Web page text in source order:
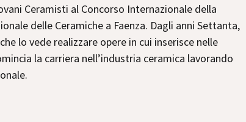
Ceramisti al Concorso Internazionale della
delle Ceramiche a Faenza. Dagli anni Settanta,
lo vede realizzare opere in cui inserisce nelle
la carriera nell’industria ceramica lavorando